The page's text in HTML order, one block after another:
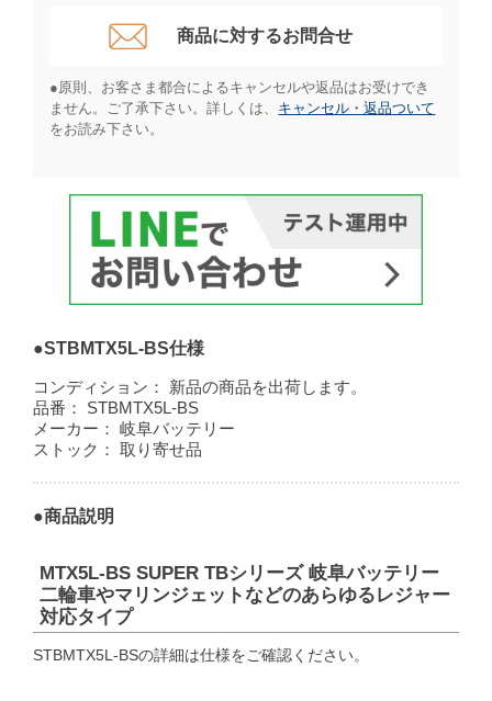
商品に対するお問合せ​
●原則、お客さま都合によるキャンセルや返品はお受けでき
ません。ご了承下さい。詳しくは、 キャンセル・返品ついて
をお読み下さい。​
●STBMTX5L-BS仕様
コンディション：
新品の商品を出荷します。
品番：
STBMTX5L-BS
メーカー：
岐阜バッテリー
ストック：
取り寄せ品
●商品説明
MTX5L-BS SUPER TBシリーズ 岐阜バッテリー
二輪車やマリンジェットなどのあらゆるレジャー
対応タイプ
STBMTX5L-BSの詳細は仕様をご確認ください。